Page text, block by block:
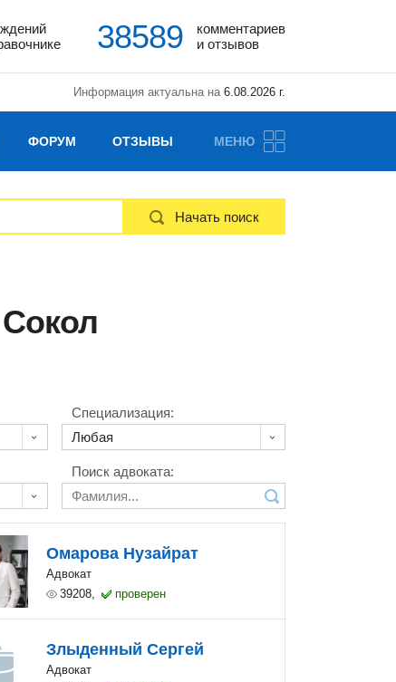
38589
комментариев
и отзывов
Информация актуальна на6.08.2026 г.
ФОРУМ ОТЗЫВЫ МЕНЮ
Начать поиск
Специализация:
Поиск адвоката:
Омарова Нузайрат
Адвокат
39208,
проверен
Злыденный Сергей
Адвокат